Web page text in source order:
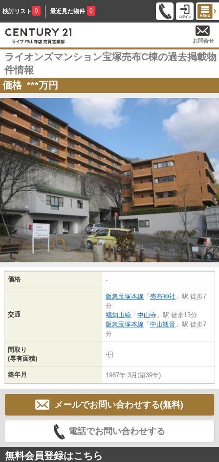
検討リスト 0 最近見た物件 0
お問合せ
ライオンズマンション宝塚売布C棟の過去掲載物
件情報
価格 ***万円
価格 -
交通
阪急宝塚本線 「 売布神社 」駅 徒歩7
分
福知山線 「 中山寺 」駅 徒歩13分
阪急宝塚本線 「 中山観音 」駅 徒歩7
分
間取り
(専有面積)
-(-)
築年月 1987年 3月(築39年)
メールでお問い合わせする(無料)
電話でお問い合わせする
無料会員登録はこちら